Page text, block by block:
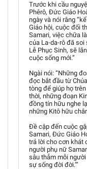
Trước khi cầu
Phêrô, Đức Giáo
ngày và nói rằng
Giáo hội, cuộc đối
Samari, việc chữa
của La-da-rô đã
Lễ Phục Sinh, sẽ
cuộc sống mới.”
Ngài nói: “Những
đọc bắt đầu từ
tòng để giúp họ
thời, những đoạn
đồng tín hữu nghe
những Kitô hữu
Đề cập đến cuộc
Samari, Đức Giáo
trả lời cho cơn khát
người phụ nữ
sâu thẳm mỗi
sự sống đời đời.’”